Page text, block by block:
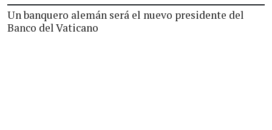
Un banquero alemán será el nuevo presidente del
Banco del Vaticano